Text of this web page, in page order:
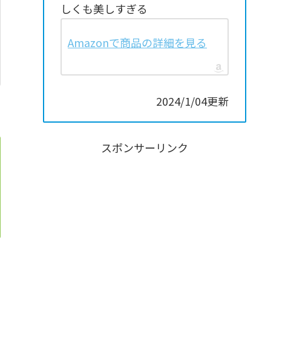
しくも美しすぎる
Amazonで商品の詳細を見る
2024/1/04更新
スポンサーリンク